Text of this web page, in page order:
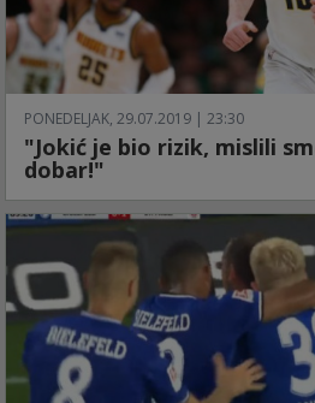
PONEDELJAK, 29.07.2019 | 23:30
"Jokić je bio rizik, mislili
dobar!"